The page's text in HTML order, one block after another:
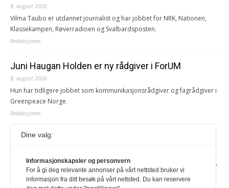
8. august 2026
Vilma Taubo er utdannet journalist og har jobbet for NRK, Nationen,
Klassekampen, Røverradioen og Svalbardsposten.
Redaksjonen
Juni Haugan Holden er ny rådgiver i ForUM
8. august 2026
Hun har tidligere jobbet som kommunikasjonsrådgiver og fagrådgiver i
Greenpeace Norge.
Redaksjonen
Journalist fra Vietnam idømt 7 års fengsel
Kommunistpartiet i Vietnam har total kontroll over alle offisielle medier,
aviser, TV- og radiokanaler. For å lese denne må du ha abonnement
Logg inn her Ny abonnent? Velg Årsabonnement, Månedsabonnement
Dine valg:
Informasjonskapsler og personvern
For å gi deg relevante annonser på vårt nettsted bruker vi
informasjon fra ditt besøk på vårt nettsted. Du kan reservere